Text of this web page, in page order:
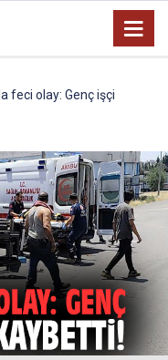
feci olay: Genç işçi